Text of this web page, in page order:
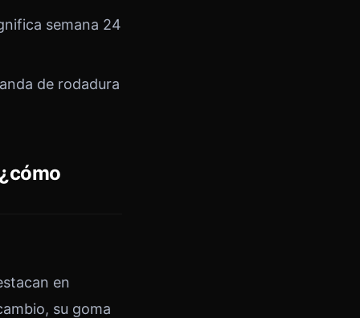
semana 24
de rodadura
en
su goma